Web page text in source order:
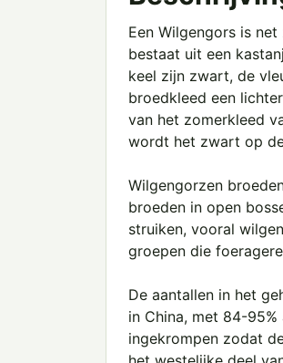
Een Wilgengors is
bestaat uit een
keel zijn zwart, de
broedkleed een
van het zomerkleed
wordt het zwart op
Wilgengorzen
broeden in open
struiken, vooral
groepen die
De aantallen in het
in China, met 84-
ingekrompen zodat